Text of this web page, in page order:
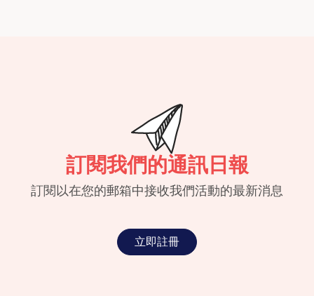
訂閱我們的通訊日報
訂閱以在您的郵箱中接收我們活動的最新消息
立即註冊